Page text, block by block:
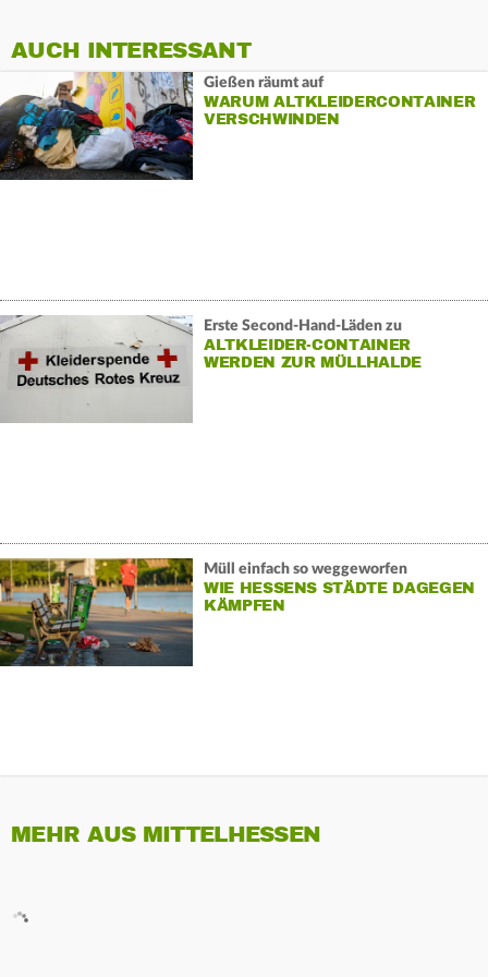
AUCH INTERESSANT
Gießen räumt auf
WARUM ALTKLEIDERCONTAINER
VERSCHWINDEN
Erste Second-Hand-Läden zu
ALTKLEIDER-CONTAINER
WERDEN ZUR MÜLLHALDE
Müll einfach so weggeworfen
WIE HESSENS STÄDTE DAGEGEN
KÄMPFEN
MEHR AUS MITTELHESSEN